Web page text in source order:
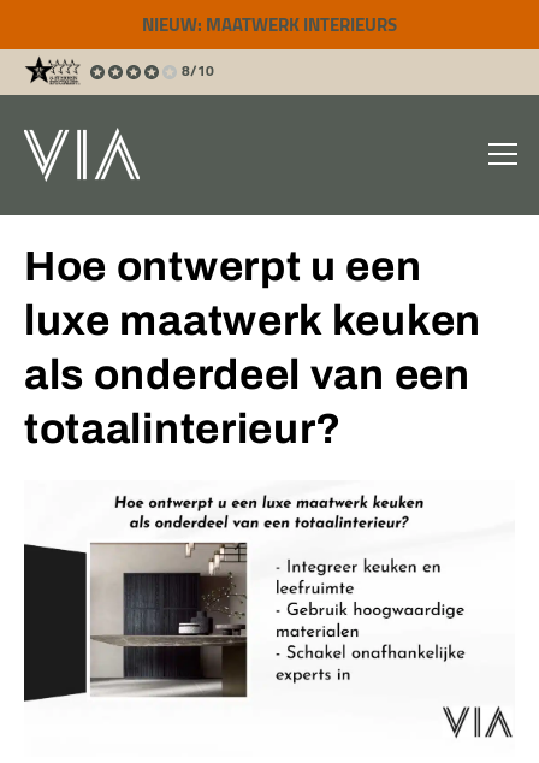
NIEUW: MAATWERK INTERIEURS
8/10
Hoe ontwerpt u een
luxe maatwerk keuken
als onderdeel van een
totaalinterieur?